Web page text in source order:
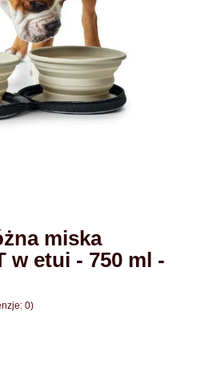
miska
w etui - 750 ml -
0)